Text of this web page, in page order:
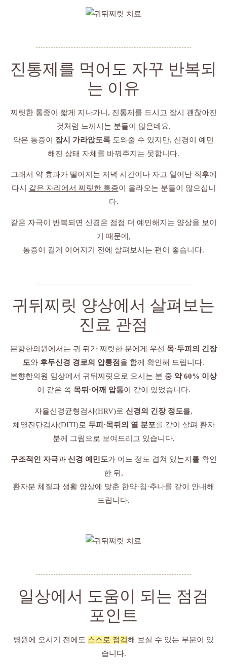
진통제를 먹어도 자꾸 반복되
는 이유
찌릿한 통증이 짧게 지나가니, 진통제를 드시고 잠시 괜찮아진
것처럼 느끼시는 분들이 많은데요.
약은 통증이 잠시 가라앉도록 도와줄 수 있지만, 신경이 예민
해진 상태 자체를 바꿔주지는 못합니다.
그래서 약 효과가 떨어지는 저녁 시간이나 자고 일어난 직후에
다시 같은 자리에서 찌릿한 통증이 올라오는 분들이 많으십니
다.
같은 자극이 반복되면 신경은 점점 더 예민해지는 양상을 보이
기 때문에,
통증이 길게 이어지기 전에 살펴보시는 편이 좋습니다.
귀뒤찌릿 양상에서 살펴보는
진료 관점
본향한의원에서는 귀 뒤가 찌릿한 분에게 우선 목·두피의 긴장
도와 후두신경 경로의 압통점 을 함께 확인해 드립니다.
본향한의원 임상에서 귀뒤찌릿으로 오시는 분 중 약 60% 이상
이 같은 쪽 목뒤·어깨 압통이 같이 있었습니다.
자율신경균형검사(HRV)로 신경의 긴장 정도를,
체열진단검사(DITI)로 두피·목뒤의 열 분포를 같이 살펴 환자
분께 그림으로 보여드리고 있습니다.
구조적인 자극과 신경 예민도가 어느 정도 겹쳐 있는지를 확인
한 뒤,
환자분 체질과 생활 양상에 맞춘 한약·침·추나를 같이 안내해
드립니다.
일상에서 도움이 되는 점검
포인트
병원에 오시기 전에도 스스로 점검해 보실 수 있는 부분이 있
습니다.